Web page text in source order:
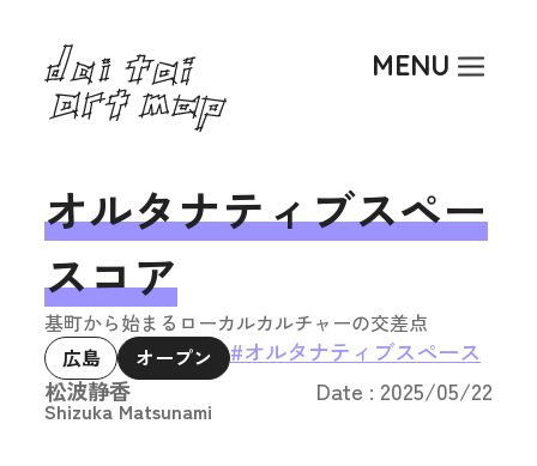
MENU
Top
About
Researcher
Article
Event
オルタナティブスペー
スコア
基町から始まるローカルカルチャーの交差点
広島 オープン
#オルタナティブスペース
松波静香
Shizuka Matsunami
Date : 2025/05/22